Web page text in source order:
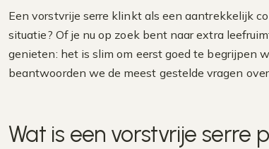
Een vorstvrije serre klinkt als een aantrekkelijk
situatie? Of je nu op zoek bent naar extra
genieten: het is slim om eerst goed te begrijpen
beantwoorden we de meest gestelde vragen
Wat is een vorstvrije serre